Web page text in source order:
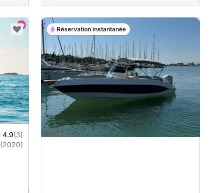
4.9(3)
(2020)
Réservation instantanée